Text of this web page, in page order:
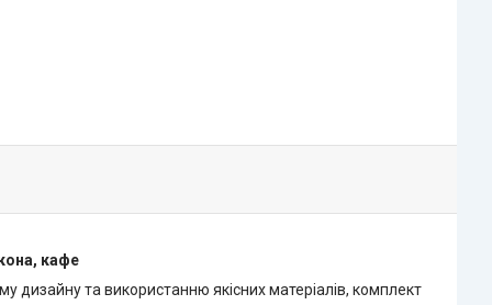
кафе
дизайну та використанню якісних матеріалів, комплект